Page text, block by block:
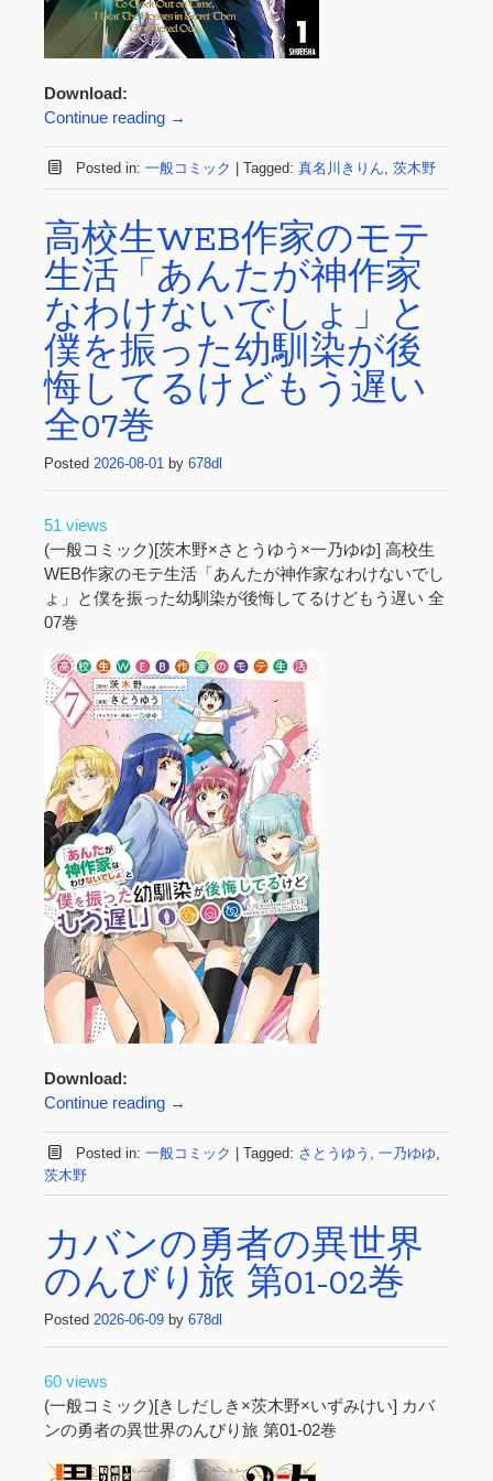
Download:
Continue reading →
Posted in: 一般コミック Tagged: 真名川きりん, 茨木野
高校生WEB作家のモテ
生活「あんたが神作家
なわけないでしょ」と
僕を振った幼馴染が後
悔してるけどもう遅い
全07巻
Posted 2026-08-01 by 678dl
51 views
(一般コミック)[茨木野×さとうゆう×一乃ゆゆ] 高校生
WEB作家のモテ生活「あんたが神作家なわけないでし
ょ」と僕を振った幼馴染が後悔してるけどもう遅い 全
07巻
Download:
Continue reading →
Posted in: 一般コミック Tagged: さとうゆう , 一乃ゆゆ,
茨木野
カバンの勇者の異世界
のんびり旅 第01-02巻
Posted 2026-06-09 by 678dl
60 views
(一般コミック)[きしだしき×茨木野×いずみけい] カバ
ンの勇者の異世界のんびり旅 第01-02巻